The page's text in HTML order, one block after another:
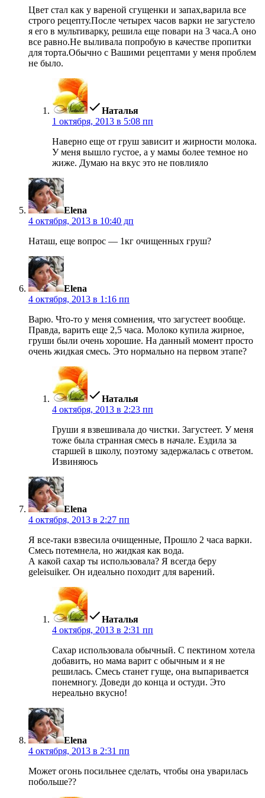
Цвет стал как у вареной сгущенки и запах,варила все
строго рецепту.После четырех часов варки не загустело
я его в мультиварку, решила еще повари на 3 часа.А оно
все равно.Не выливала попробую в качестве пропитки
для торта.Обычно с Вашими рецептами у меня проблем
не было.
Наталья
1 октября, 2013 в 5:08 пп
Наверно еще от груш зависит и жирности молока.
У меня вышло густое, а у мамы более темное но
жиже. Думаю на вкус это не повлияло
Elena
4 октября, 2013 в 10:40 дп
Наташ, еще вопрос — 1кг очищенных груш?
Elena
4 октября, 2013 в 1:16 пп
Варю. Что-то у меня сомнения, что загустеет вообще.
Правда, варить еще 2,5 часа. Молоко купила жирное,
груши были очень хорошие. На данный момент просто
очень жидкая смесь. Это нормально на первом этапе?
Наталья
4 октября, 2013 в 2:23 пп
Груши я взвешивала до чистки. Загустеет. У меня
тоже была странная смесь в начале. Ездила за
старшей в школу, поэтому задержалась с ответом.
Извиняюсь
Elena
4 октября, 2013 в 2:27 пп
Я все-таки взвесила очищенные, Прошло 2 часа варки.
Смесь потемнела, но жидкая как вода.
А какой сахар ты использовала? Я всегда беру
geleisuiker. Он идеально походит для варений.
Наталья
4 октября, 2013 в 2:31 пп
Сахар использовала обычный. С пектином хотела
добавить, но мама варит с обычным и я не
решилась. Смесь станет гуще, она выпаривается
понемногу. Доведи до конца и остуди. Это
нереально вкусно!
Elena
4 октября, 2013 в 2:31 пп
Может огонь посильнее сделать, чтобы она уварилась
побольше??